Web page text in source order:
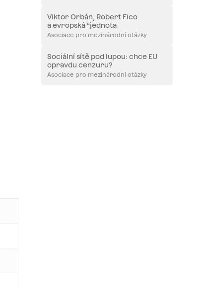
Viktor Orbán, Robert Fico
a evropská “jednota
v rozmanitosti”
Asociace pro mezinárodní otázky
Sociální sítě pod lupou: chce EU
opravdu cenzuru?
Asociace pro mezinárodní otázky